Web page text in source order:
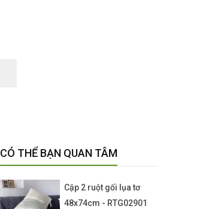
CÓ THỂ BẠN QUAN TÂM
Cặp 2 ruột gối lụa tơ
48x74cm - RTG02901